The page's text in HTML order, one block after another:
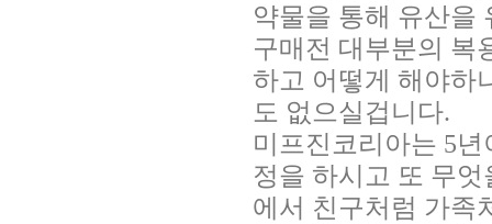
약물을 통해 유산을
구매전 대부분의 복
하고 어떻게 해야하
도 없으실겁니다.
미프진코리아는 5
정을 하시고 또 무
에서 친구처럼 가족